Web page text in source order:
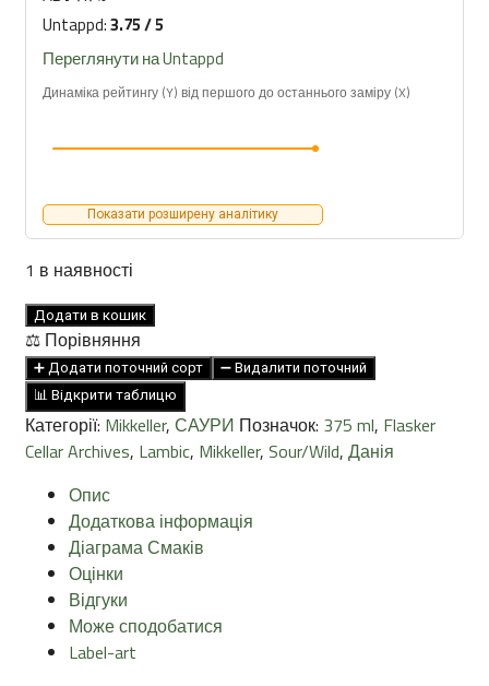
Untappd:3.75 / 5
Переглянути на Untappd
Динаміка рейтингу (Y) від першого до останнього заміру (X)
Показати розширену аналітику
1 в наявності
Mikkeller
Spontanhibiscus
375
ml
кількість
Додати в кошик
⚖️ Порівняння
➕ Додати поточний сорт
➖ Видалити поточний
📊 Відкрити таблицю
Категорії: Mikkeller, САУРИ Позначок: 375 ml, Flasker
Cellar Archives, Lambic, Mikkeller, Sour/Wild, Данія
Опис
Додаткова інформація
Діаграма Смаків
Оцінки
Відгуки
Може сподобатися
Label-art